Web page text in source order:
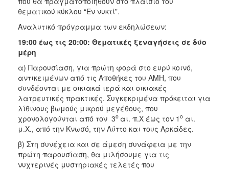
2016
2015
2012
ΔΗΜΟΣ
ΠΟΛΙΤΙΣΜΟΣ
ΑΝΘΕΚΤΙΚΗ
ΠΟΛΗ
θεματικού κύκλου “Εν νυκτί”.
Αναλυτικό πρόγραμμα των εκδηλώσεων:
19:00 έως τις 20:00: Θεματικές ξεναγήσεις σε δύο
μέρη
α) Παρουσίαση, για πρώτη φορά στο ευρύ κοινό,
αντικειμένων από τις Αποθήκες του ΑΜΗ, που
συνδέονται με οικιακά ιερά και οικιακές
λατρευτικές πρακτικές. Συγκεκριμένα πρόκειται για
λίθινους βωμούς μικρού μεγέθους, που
χρονολογούνται από τον 3ο αι. π.Χ έως τον 1 ο αι.
μ.Χ., από την Κνωσό, την Λύττο και τους Αρκάδες.
β) Στη συνέχεια και σε άμεση συνάφεια με την
πρώτη παρουσίαση, θα μιλήσουμε για τις
νυχτερινές μυστηριακές τελετές που